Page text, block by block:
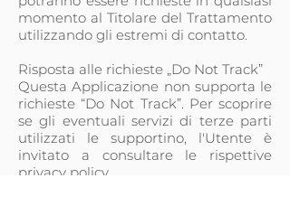
momento al Titolare del Trattamento
utilizzando gli estremi di contatto.
Risposta alle richieste „Do Not Track”
Questa Applicazione non supporta le
richieste “Do Not Track”. Per scoprire
se gli eventuali servizi di terze parti
utilizzati le supportino, l'Utente è
invitato a consultare le rispettive
privacy policy.